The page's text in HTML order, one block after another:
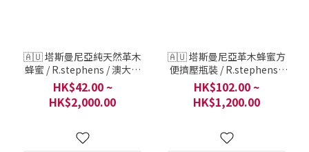
🇦🇺 塔斯曼尼亞純天然革木
蜂蜜 / R.stephens / 澳大利
亞 / 每 1 包 40克
HK$42.00 ~
HK$2,000.00
🇦🇺 塔斯曼尼亞革木蜂蜜方
便擠壓瓶裝 / R.stephens /
澳大利亞 / 每 1 包 400克
HK$102.00 ~
HK$1,200.00